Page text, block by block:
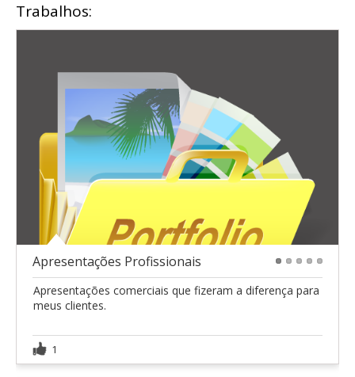
Trabalhos:
Apresentações Profissionais
Apresentações comerciais que fizeram a diferença para
meus clientes.
1